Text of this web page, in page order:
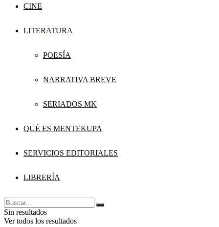
CINE
LITERATURA
POESÍA
NARRATIVA BREVE
SERIADOS MK
QUÉ ES MENTEKUPA
SERVICIOS EDITORIALES
LIBRERÍA
Sin resultados
Ver todos los resultados